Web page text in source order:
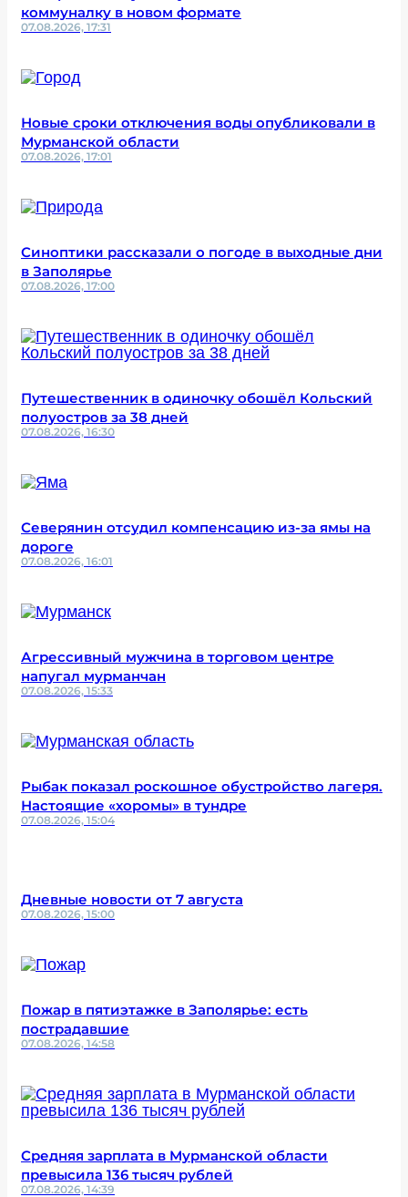
коммуналку в новом формате
07.08.2026, 17:31
Новые сроки отключения воды опубликовали в
Мурманской области
07.08.2026, 17:01
Синоптики рассказали о погоде в выходные дни
в Заполярье
07.08.2026, 17:00
Путешественник в одиночку обошёл Кольский
полуостров за 38 дней
07.08.2026, 16:30
Северянин отсудил компенсацию из-за ямы на
дороге
07.08.2026, 16:01
Агрессивный мужчина в торговом центре
напугал мурманчан
07.08.2026, 15:33
Рыбак показал роскошное обустройство лагеря.
Настоящие «хоромы» в тундре
07.08.2026, 15:04
Дневные новости от 7 августа
07.08.2026, 15:00
Пожар в пятиэтажке в Заполярье: есть
пострадавшие
07.08.2026, 14:58
Средняя зарплата в Мурманской области
превысила 136 тысяч рублей
07.08.2026, 14:39